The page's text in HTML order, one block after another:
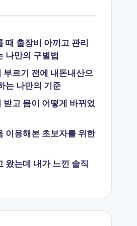
때 출장비 아끼고 관리
나만의 구별법
부르기 전에 내돈내산으
는 나만의 기준
받고 몸이 어떻게 바뀌었
이용해본 초보자를 위한
왔는데 내가 느낀 솔직